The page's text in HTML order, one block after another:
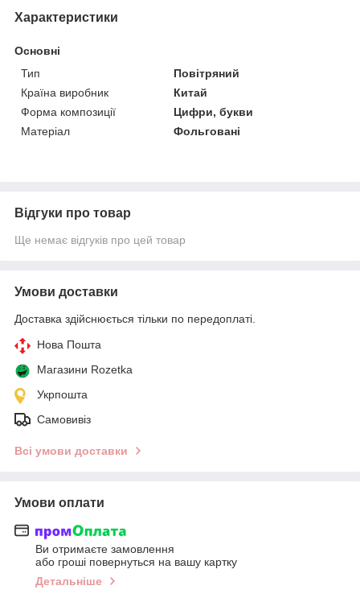
Характеристики
Основні
Тип
Повітряний
Країна виробник
Китай
Форма композиції
Цифри, букви
Матеріал
Фольговані
Відгуки про товар
Ще немає відгуків про цей товар
Умови доставки
Доставка здійснюється тільки по передоплаті.
Нова Пошта
Магазини Rozetka
Укрпошта
Самовивіз
Всі умови доставки
Умови оплати
Ви отримаєте замовлення
або гроші повернуться на вашу картку
Детальніше